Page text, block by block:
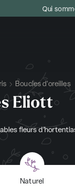
Qui
Boucles d'oreilles
Eliott
fleurs
Naturel